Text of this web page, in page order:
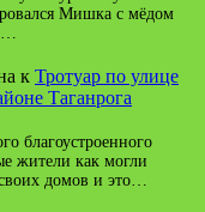
Мишка с мёдом
к Тротуар по улице
Таганрога
благоустроенного
жители как могли
домов и это…